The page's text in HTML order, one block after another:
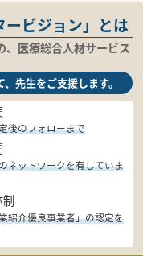
ービジョン」とは
、医療総合人材サービス
先生をご支援します。
後のフォローまで
ネットワークを有していま
紹介優良事業者」の認定を